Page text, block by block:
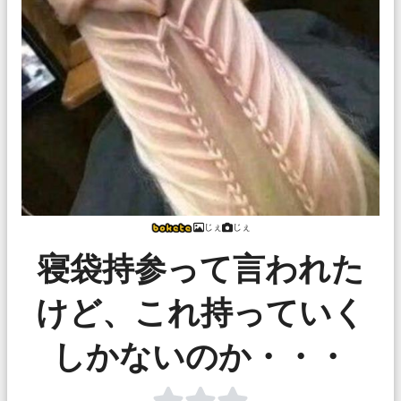
じぇ じぇ
寝袋持参って言われた
けど、これ持っていく
しかないのか・・・